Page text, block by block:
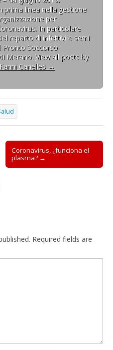
prima linea nella gestione
per
In particolare
reparto di infettivi e semi
Pronto Soccorso
Merano. View all posts by
Canelles →
Coronavirus, ¿funciona el
plasma? →
Required fields are